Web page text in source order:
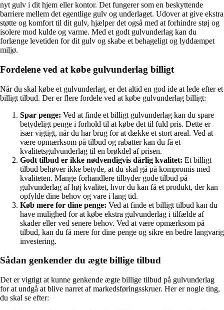
nyt gulv i dit hjem eller kontor. Det fungerer som en beskyttende
barriere mellem det egentlige gulv og underlaget. Udover at give ekstra
støtte og komfort til dit gulv, hjælper det også med at forhindre støj og
isolere mod kulde og varme. Med et godt gulvunderlag kan du
forlænge levetiden for dit gulv og skabe et behageligt og lyddæmpet
miljø.
Fordelene ved at købe gulvunderlag billigt
Når du skal købe et gulvunderlag, er det altid en god ide at lede efter et
billigt tilbud. Der er flere fordele ved at købe gulvunderlag billigt:
Spar penge: Ved at finde et billigt gulvunderlag kan du spare
betydeligt penge i forhold til at købe det til fuld pris. Dette er
især vigtigt, når du har brug for at dække et stort areal. Ved at
være opmærksom på tilbud og rabatter kan du få et
kvalitetsgulvunderlag til en brøkdel af prisen.
Godt tilbud er ikke nødvendigvis dårlig kvalitet: Et billigt
tilbud behøver ikke betyde, at du skal gå på kompromis med
kvaliteten. Mange forhandlere tilbyder gode tilbud på
gulvunderlag af høj kvalitet, hvor du kan få et produkt, der kan
opfylde dine behov og vare i lang tid.
Køb mere for dine penge: Ved at finde et billigt tilbud kan du
have mulighed for at købe ekstra gulvunderlag i tilfælde af
skader eller ved senere behov. Ved at være opmærksom på
tilbud, kan du få mere for dine penge og sikre en bedre langvarig
investering.
Sådan genkender du ægte billige tilbud
Det er vigtigt at kunne genkende ægte billige tilbud på gulvunderlag
for at undgå at blive narret af markedsføringsskruer. Her er nogle ting,
du skal se efter: